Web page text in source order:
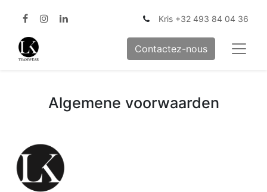
Kris +32 493 84 04 36
Contactez-nous
Algemene voorwaarden